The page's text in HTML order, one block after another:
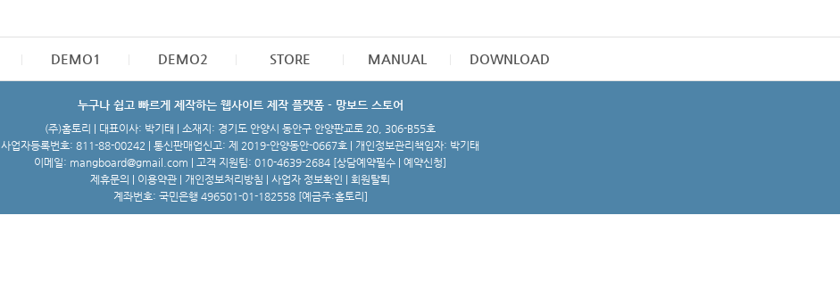
DEMO1 DEMO2 STORE MANUAL DOWNLOAD
누구나 쉽고 빠르게 제작하는 웹사이트 제작 플랫폼 - 망보드 스토어
(주)홈토리 | 대표이사: 박기태 | 소재지: 경기도 안양시 동안구 안양판교로 20, 306-B55호
사업자등록번호: 811-88-00242 | 통신판매업신고: 제 2019-안양동안-0667호 | 개인정보관리책임자: 박기태
이메일: mangboard@gmail.com | 고객 지원팀: 010-4639-2684 [상담예약필수 | 예약신청]
제휴문의
이용약관 개인정보처리방침 사업자 정보확인
회원탈퇴
계좌번호: 국민은행 496501-01-182558 [예금주:홈토리]